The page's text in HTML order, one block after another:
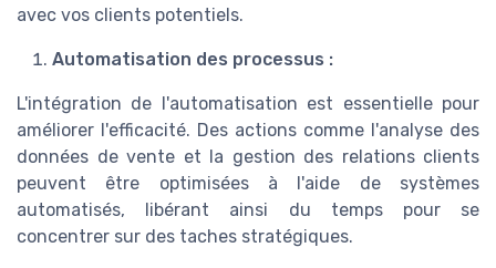
avec vos clients potentiels.
Automatisation des processus :
L'intégration de l'automatisation est essentielle pour
améliorer l'efficacité. Des actions comme l'analyse des
données de vente et la gestion des relations clients
peuvent être optimisées à l'aide de systèmes
automatisés, libérant ainsi du temps pour se
concentrer sur des taches stratégiques.